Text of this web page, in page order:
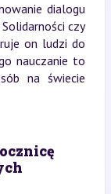
dialogu
czy
on ludzi do
nauczanie to
na świecie